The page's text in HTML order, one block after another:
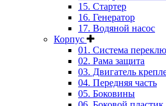
15. Стартер
16. Генератор
17. Водяной насос
Корпус
01. Система
02. Рама защита
03. Двигатель
04. Передняя часть
05. Боковины